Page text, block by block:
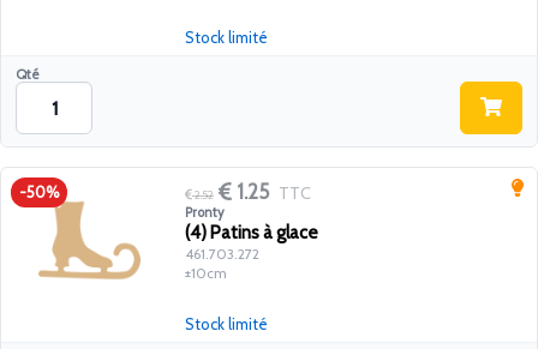
Qté
Stock limité
-50% 2.52 1.25 TTC
Pronty
(4) Patins à glace
461.703.272
±10cm
Stock limité